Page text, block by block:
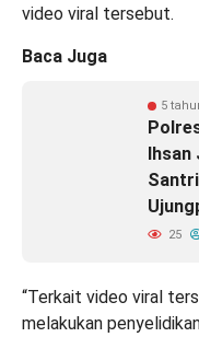
video viral tersebut.
Baca Juga
5
Ihsan
25
“Terkait video viral
melakukan